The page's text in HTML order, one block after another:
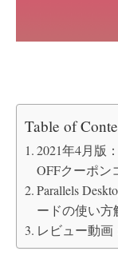
Table of
2021年4月版
OFFクーポン
Parallels
ードの使い方
レビュー動画